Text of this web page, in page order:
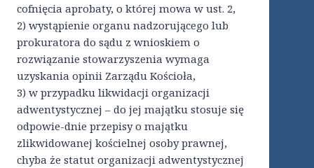
cofnięcia aprobaty, o której mowa w ust. 2,
2) wystąpienie organu nadzorującego lub
prokuratora do sądu z wnioskiem o
rozwiązanie stowarzyszenia wymaga
uzyskania opinii Zarządu Kościoła,
3) w przypadku likwidacji organizacji
adwentystycznej – do jej majątku stosuje się
odpowie-dnie przepisy o majątku
zlikwidowanej kościelnej osoby prawnej,
chyba że statut organizacji adwentystycznej